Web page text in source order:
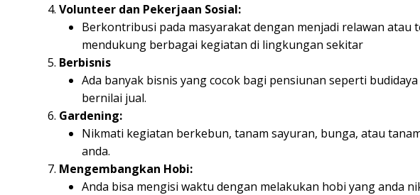
Volunteer dan Pekerjaan Sosial:
Berkontribusi pada masyarakat dengan menjadi relawan
mendukung berbagai kegiatan di lingkungan sekitar
Berbisnis
Ada banyak bisnis yang cocok bagi pensiunan seperti
bernilai jual.
Gardening:
Nikmati kegiatan berkebun, tanam sayuran, bunga, atau
anda.
Mengembangkan Hobi:
Anda bisa mengisi waktu dengan melakukan hobi yang anda